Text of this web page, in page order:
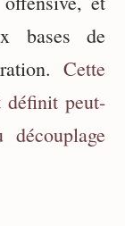
bases de
Cette
définit peut-